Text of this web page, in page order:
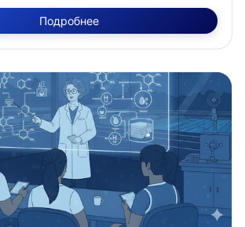
до 80% спортсменов в
видах спорта и видах на
Курс раскрывает современные
алгоритм обследования
с применением инструмента
(консенсус МОК 2023), методы
костной ткани и
стресс-переломов, а также
коррекции и
репродуктивной функции.
уделяется критериям
Подробнее